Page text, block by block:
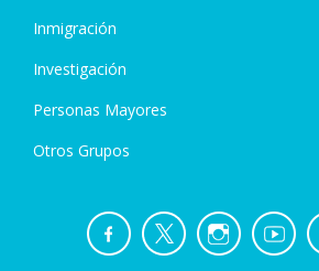
Inmigración
Investigación
Personas Mayores
Otros Grupos